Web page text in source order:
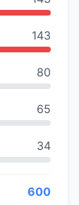
143
80
65
34
600